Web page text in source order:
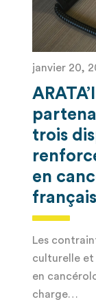
trois
en
janvier 20,
Les
culturelle et
en
charge…